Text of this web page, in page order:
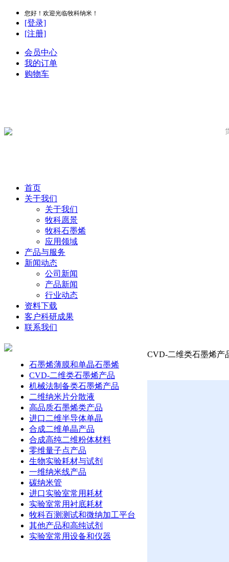
您好！欢迎光临牧科纳米！
[登录]
[注册]
会员中心
我的订单
购物车
首页
关于我们
关于我们
牧科愿景
牧科石墨烯
应用领域
产品与服务
新闻动态
公司新闻
产品新闻
行业动态
资料下载
客户科研成果
联系我们
石墨烯薄膜和单晶石墨烯
CVD-二维类石墨烯产品
机械法制备类石墨烯产品
二维纳米片分散液
高品质石墨烯类产品
进口二维半导体单晶
合成二维单晶产品
合成高纯二维粉体材料
零维量子点产品
生物实验耗材与试剂
一维纳米线产品
碳纳米管
进口实验室常用耗材
实验室常用衬底耗材
牧科百测测试和微纳加工平台
其他产品和高纯试剂
实验室常用设备和仪器
CVD-二维类石墨烯产